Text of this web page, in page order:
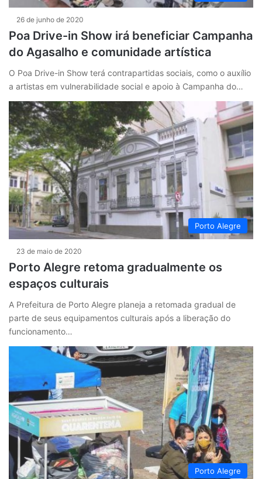
26 de junho de 2020
Poa Drive-in Show irá beneficiar Campanha
do Agasalho e comunidade artística
O Poa Drive-in Show terá contrapartidas sociais, como o auxílio
a artistas em vulnerabilidade social e apoio à Campanha do…
Porto Alegre
23 de maio de 2020
Porto Alegre retoma gradualmente os
espaços culturais
A Prefeitura de Porto Alegre planeja a retomada gradual de
parte de seus equipamentos culturais após a liberação do
funcionamento…
Porto Alegre